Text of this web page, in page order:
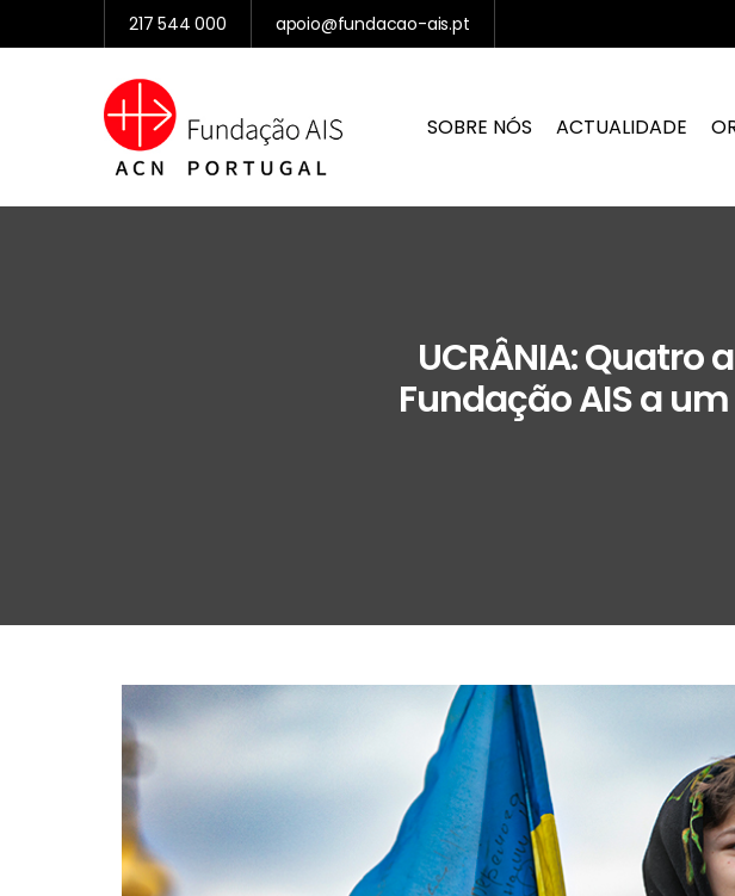
217 544 000 apoio@fundacao-ais.pt
SOBRE NÓS ACTUALIDADE
UCRÂNIA:
Fundação AIS a